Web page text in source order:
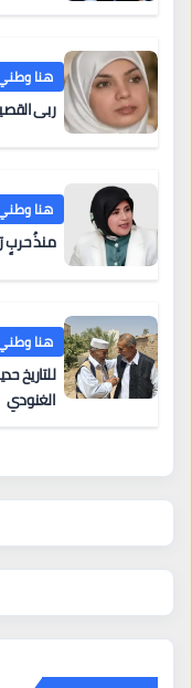
هنا
ربى
هنا
منذُ حربٍ
هنا
للتاريخ
الغنودي